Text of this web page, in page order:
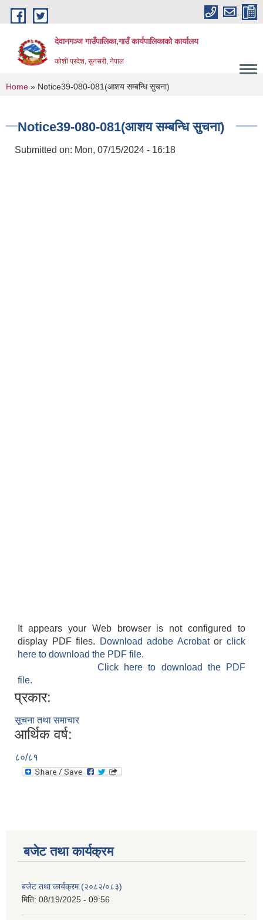
Skip to main content
देवानगञ्ज गाउँपालिका,गाउँ कार्यपालिकाको कार्यालय
कोशी प्रदेश, सुनसरी, नेपाल
You are here
Home » Notice39-080-081(आशय सम्बन्धि सुचना)
Notice39-080-081(आशय सम्बन्धि सुचना)
Submitted on: Mon, 07/15/2024 - 16:18
It appears your Web browser is not configured to
display PDF files.
Download adobe Acrobatorclick
here to download the PDF file.
Click here to download the PDF
file.
प्रकार:
सूचना तथा समाचार
आर्थिक वर्ष:
८०/८१
बजेट तथा कार्यक्रम
बजेट तथा कार्यक्रम (२०८२/०८३)
मिति: 08/19/2025 - 09:56